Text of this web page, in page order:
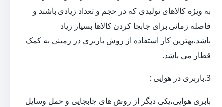
به ویژه کالاهای تولیدی که در حجم و تعداد زیادی باشند و
فاصله زمانی برای جابجا کردن کالاها بسیار زیاد
باشد،بهترین کار استفاده از روش باربری در زمینی به کمک
قطار می باشد.
3.باربری در هوایی :
بابری هوایی،یکی دیگر از روش های جابجایی و حمل وسایل